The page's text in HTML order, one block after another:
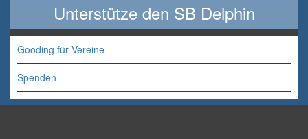
Unterstütze den SB Delphin
Gooding für Vereine
Spenden